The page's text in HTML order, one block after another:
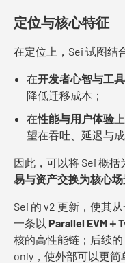
定位与核心特征
在定位上，Sei 试图结
在开发者心智与工
降低迁移成本；
在性能与用户体验
望在吞吐、延迟与
因此，可以将 Sei 概括
易与资产交换为核心场
Sei 的 v2 更新，使其
一条以 Parallel EVM＋
核的高性能链；后续的
only，使外部可以更简